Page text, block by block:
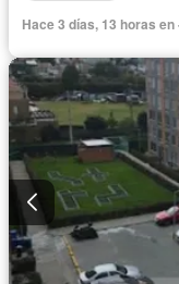
Hace 3 días, 13 horas en